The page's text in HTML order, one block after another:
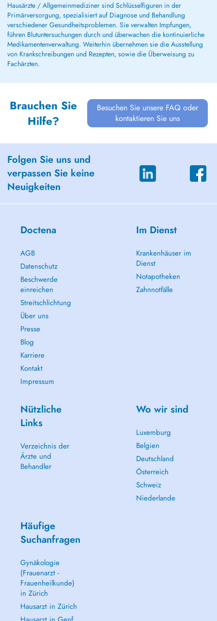
Hausärzte / Allgemeinmediziner sind Schlüsselfiguren in der
Primärversorgung, spezialisiert auf Diagnose und Behandlung
verschiedener Gesundheitsproblemen. Sie verwalten Impfungen,
führen Blutuntersuchungen durch und überwachen die kontinuierliche
Medikamentenverwaltung. Weiterhin übernehmen sie die Ausstellung
von Krankschreibungen und Rezepten, sowie die Überweisung zu
Fachärzten.
Brauchen Sie
Hilfe?
Besuchen Sie unsere FAQ oder
kontaktieren Sie uns
Folgen Sie uns und
verpassen Sie keine
Neuigkeiten
Doctena
AGB
Datenschutz
Beschwerde
einreichen
Streitschlichtung
Über uns
Presse
Blog
Karriere
Kontakt
Impressum
Im Dienst
Krankenhäuser im
Dienst
Notapotheken
Zahnnotfälle
Nützliche
Links
Verzeichnis der
Ärzte und
Behandler
Wo wir sind
Luxemburg
Belgien
Deutschland
Österreich
Schweiz
Niederlande
Häufige
Suchanfragen
Gynäkologie
(Frauenarzt -
Frauenheilkunde)
in Zürich
Hausarzt in Zürich